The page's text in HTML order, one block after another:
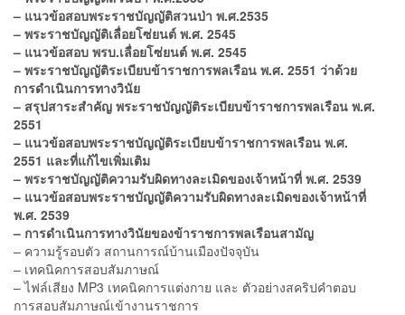
– แนวข้อสอบพระราชบัญญัติสวนป่า พ.ศ.2535
– พระราชบัญญัติเลื่อยโซ่ยนต์ พ.ศ. 2545
– แนวข้อสอบ พรบ.เลื่อยโซ่ยนต์ พ.ศ. 2545
– พระราชบัญญัติระเบียบข้าราชการพลเรือน พ.ศ. 2551 ว่าด้วย
การดำเนินการทางวินัย
– สรุปสาระสำคัญ พระราชบัญญัติระเบียบข้าราชการพลเรือน พ.ศ.
2551
– แนวข้อสอบพระราชบัญญัติระเบียบข้าราชการพลเรือน พ.ศ.
2551 และที่แก้ไขเพิ่มเติม
– พระราชบัญญัติความรับผิดทางละเมิดของเจ้าหน้าที่ พ.ศ. 2539
– แนวข้อสอบพระราชบัญญัติความรับผิดทางละเมิดของเจ้าหน้าที่
พ.ศ. 2539
– การดำเนินการทางวินัยของข้าราชการพลเรือนสามัญ
– ความรู้รอบตัว สถานการณ์บ้านเมืองปัจจุบัน
– เทคนิคการสอบสัมภาษณ์
– ไฟล์เสียง MP3 เทคนิคการแต่งกาย และ ตัวอย่างสคริปคำตอบ
การสอบสัมภาษณ์เข้างานราชการ